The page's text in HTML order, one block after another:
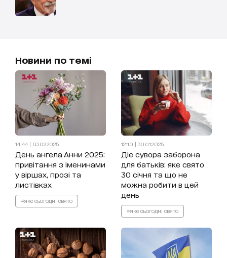
Новини по темі
14:44 | 03.02.2025
День ангела Анни 2025:
привітання з іменинами
у віршах, прозі та
листівках
#яке сьогодні свято
12:10 | 30.01.2025
Діє сувора заборона
для батьків: яке свято
30 січня та що не
можна робити в цей
день
#яке сьогодні свято